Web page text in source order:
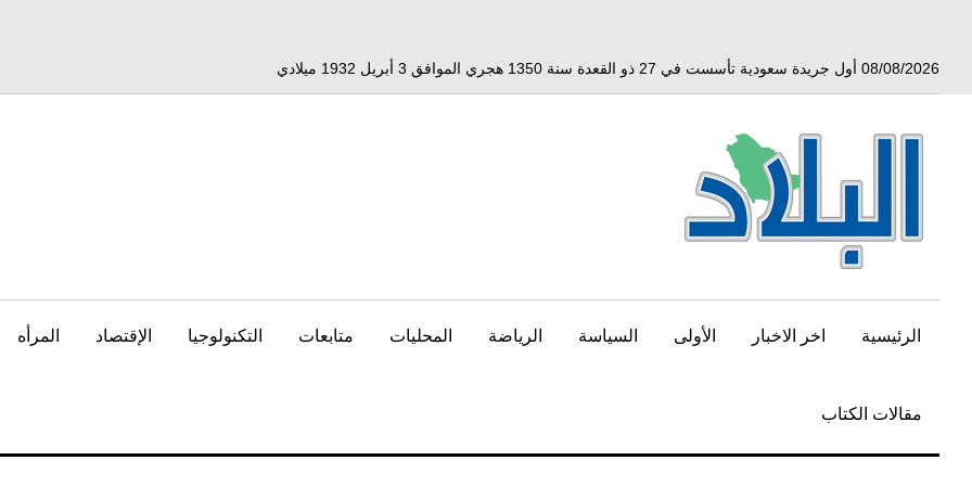
08/08/2026 أول جريدة سعودية تأسست في 27 ذو القعدة سنة 1350 هجري الموافق 3 أبريل 1932 ميلادي
الرئيسية اخر الاخبار الأولى السياسة الرياضة المحليات متابعات التكنولوجيا الإقتصاد المرأه
مقالات الكتاب